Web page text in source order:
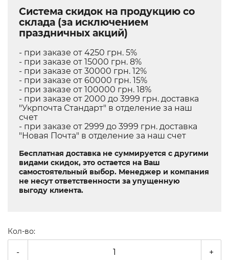
Система скидок на продукцию со
склада (за исключением
праздничных акций)
- при заказе от 4250 грн. 5%
- при заказе от 15000 грн. 8%
- при заказе от 30000 грн. 12%
- при заказе от 60000 грн. 15%
- при заказе от 100000 грн. 18%
- при заказе от 2000 до 3999 грн. доставка
"Укрпочта Стандарт" в отделение за наш
счет
- при заказе от 2999 до 3999 грн. доставка
"Новая Почта" в отделение за наш счет
Бесплатная доставка не суммируется с другими
видами скидок, это остается на Ваш
самостоятельный выбор. Менеджер и компания
не несут ответственности за упущенную
выгоду клиента.
Кол-во:
- +